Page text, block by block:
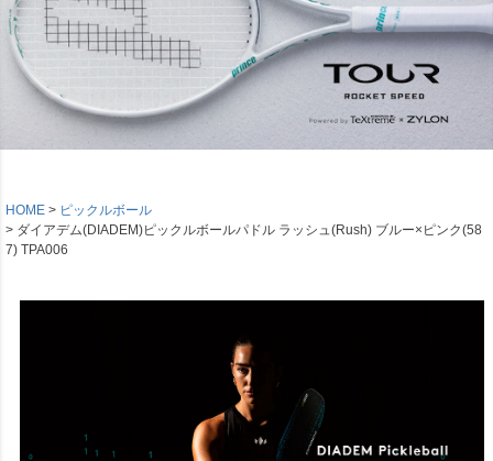
HOME
ピックルボール
ダイアデム(DIADEM)ピックルボールパドル ラッシュ(Rush) ブルー×ピンク(58
7) TPA006